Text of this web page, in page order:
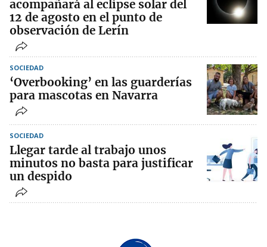
acompañará al eclipse solar del
12 de agosto en el punto de
observación de Lerín
SOCIEDAD
‘Overbooking’ en las guarderías
para mascotas en Navarra
SOCIEDAD
Llegar tarde al trabajo unos
minutos no basta para justificar
un despido